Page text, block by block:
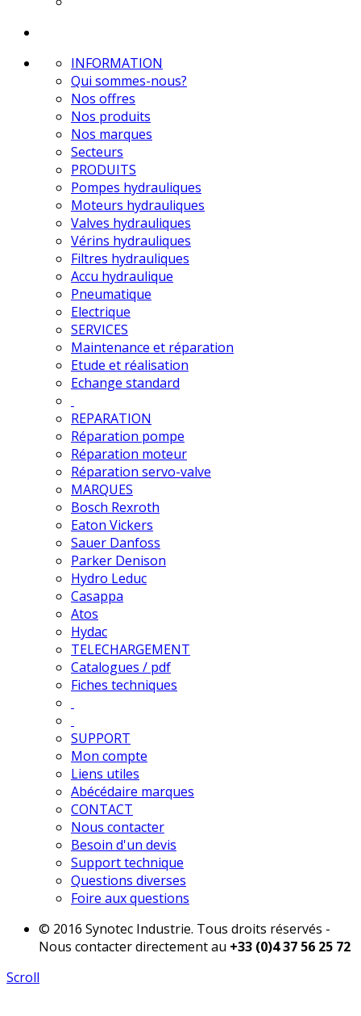
INFORMATION
Qui sommes-nous?
Nos offres
Nos produits
Nos marques
Secteurs
PRODUITS
Pompes hydrauliques
Moteurs hydrauliques
Valves hydrauliques
Vérins hydrauliques
Filtres hydrauliques
Accu hydraulique
Pneumatique
Electrique
SERVICES
Maintenance et réparation
Etude et réalisation
Echange standard
REPARATION
Réparation pompe
Réparation moteur
Réparation servo-valve
MARQUES
Bosch Rexroth
Eaton Vickers
Sauer Danfoss
Parker Denison
Hydro Leduc
Casappa
Atos
Hydac
TELECHARGEMENT
Catalogues / pdf
Fiches techniques
SUPPORT
Mon compte
Liens utiles
Abécédaire marques
CONTACT
Nous contacter
Besoin d'un devis
Support technique
Questions diverses
Foire aux questions
© 2016 Synotec Industrie. Tous droits réservés -
Nous contacter directement au +33 (0)4 37 56 25 72
Scroll